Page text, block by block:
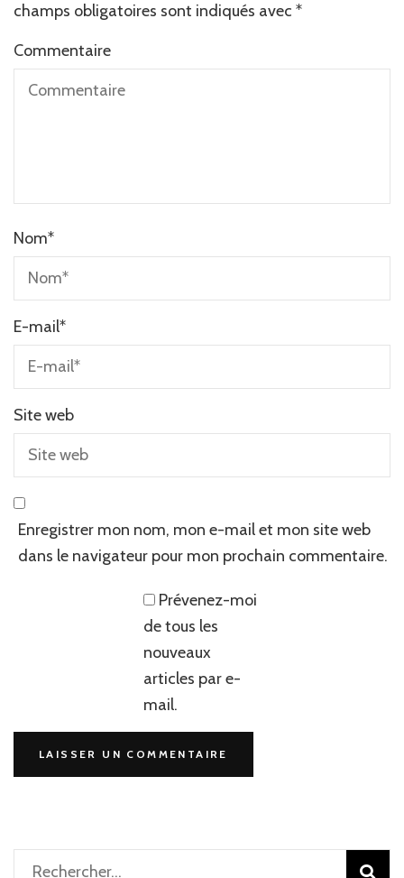
champs obligatoires sont indiqués avec *
Commentaire
Nom*
E-mail*
Site web
Enregistrer mon nom, mon e-mail et mon site web
dans le navigateur pour mon prochain commentaire.
Prévenez-moi
de tous les
nouveaux
articles par e-
mail.
Rechercher :